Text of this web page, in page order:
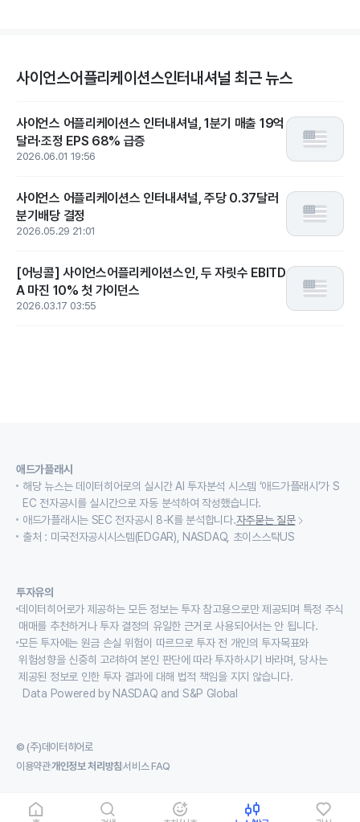
사이언스어플리케이션스인터내셔널 최근 뉴스
사이언스 어플리케이션스 인터내셔널, 1분기 매출 19억
달러·조정 EPS 68% 급증
2026.06.01 19:56
사이언스 어플리케이션스 인터내셔널, 주당 0.37달러
분기배당 결정
2026.05.29 21:01
[어닝콜] 사이언스어플리케이션스인, 두 자릿수 EBITD
A 마진 10% 첫 가이던스
2026.03.17 03:55
애드가플래시
해당 뉴스는 데이터히어로의 실시간 AI 투자분석 시스템 ‘애드가플래시’가 S
EC 전자공시를 실시간으로 자동 분석하여 작성했습니다.
애드가플래시는 SEC 전자공시 8-K를 분석합니다.자주묻는 질문
출처 : 미국전자공시시스템(EDGAR), NASDAQ, 초이스스탁US
투자유의
데이터히어로가 제공하는 모든 정보는 투자 참고용으로만 제공되며 특정 주식
매매를 추천하거나 투자 결정의 유일한 근거로 사용되어서는 안 됩니다.
모든 투자에는 원금 손실 위험이 따르므로 투자 전 개인의 투자목표와
위험성향을 신중히 고려하여 본인 판단에 따라 투자하시기 바라며, 당사는
제공된 정보로 인한 투자 결과에 대해 법적 책임을 지지 않습니다.
Data Powered by NASDAQ and S&P Global
© (주)데이터히어로
이용약관개인정보 처리방침서비스 FAQ